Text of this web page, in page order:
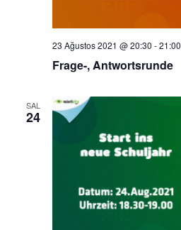
23 Ağustos 2021 @ 20:30 -21:00
Frage-, Antwortsrunde
SAL
24